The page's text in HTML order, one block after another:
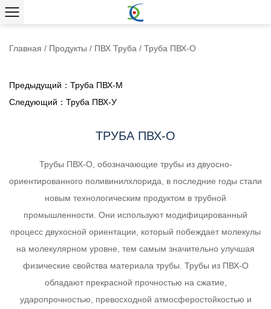
Главная / Продукты / ПВХ Труба / Труба ПВХ-О
Предыдущий：Труба ПВХ-М
Следующий：Труба ПВХ-У
ТРУБА ПВХ-О
Трубы ПВХ-О, обозначающие трубы из двуосно-
ориентированного поливинилхлорида, в последние годы стали
новым технологическим продуктом в трубной
промышленности. Они используют модифицированный
процесс двухосной ориентации, который побеждает молекулы
на молекулярном уровне, тем самым значительно улучшая
физические свойства материала трубы. Трубы из ПВХ-О
обладают прекрасной прочностью на сжатие,
ударопрочностью, превосходной атмосферостойкостью и